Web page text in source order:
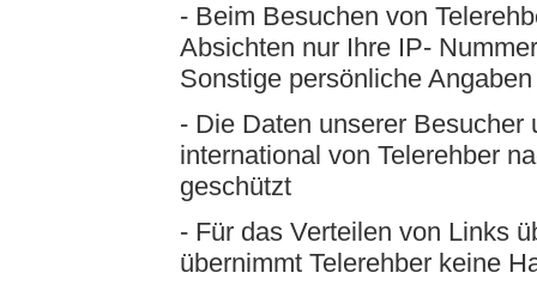
- Beim Besuchen von
Absichten nur Ihre IP-
Sonstige persönliche
- Die Daten unserer Besucher
international von Telerehber
geschützt
- Für das Verteilen von Links
übernimmt Telerehber keine